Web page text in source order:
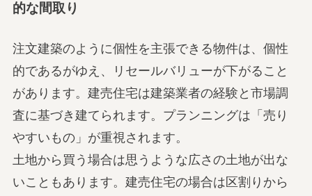
的な間取り
注文建築のように個性を主張できる物件は、個性
的であるがゆえ、リセールバリューが下がること
があります。建売住宅は建築業者の経験と市場調
査に基づき建てられます。プランニングは「売り
やすいもの」が重視されます。
土地から買う場合は思うような広さの土地が出な
いこともあります。建売住宅の場合は区割りから